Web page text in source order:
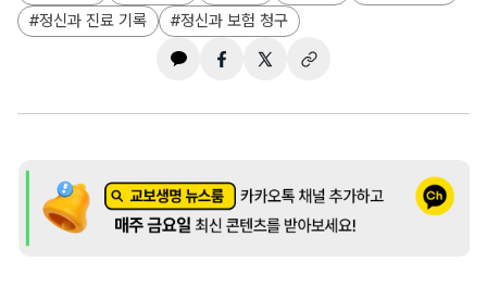
정신과 진료 기록
정신과 보험 청구